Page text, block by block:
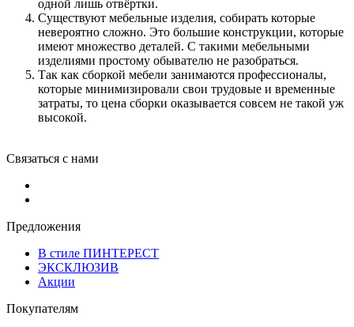
одной лишь отвёртки.
Существуют мебельные изделия, собирать которые
невероятно сложно. Это большие конструкции, которые
имеют множество деталей. С такими мебельными
изделиями простому обывателю не разобраться.
Так как сборкой мебели занимаются профессионалы,
которые минимизировали свои трудовые и временные
затраты, то цена сборки оказывается совсем не такой уж
высокой.
Связаться с нами
Предложения
В стиле ПИНТЕРЕСТ
ЭКСКЛЮЗИВ
Акции
Покупателям